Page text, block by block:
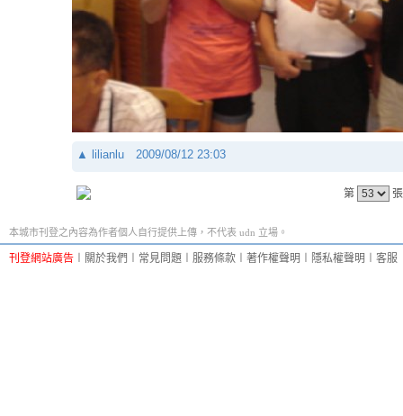
▲ lilianlu 2009/08/12 23:03
第
本城市刊登之內容為作者個人自行提供上傳，不代表 udn 立場。
刊登網站廣告 關於我們 常見問題 服務條款 著作權聲明 隱私權聲明 客服